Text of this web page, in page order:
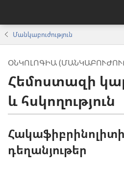
Մանկաբուժություն
ՕՆԿՈԼՈԳԻԱ
Հեմոստազի
և հսկողություն
դեղանյութեր